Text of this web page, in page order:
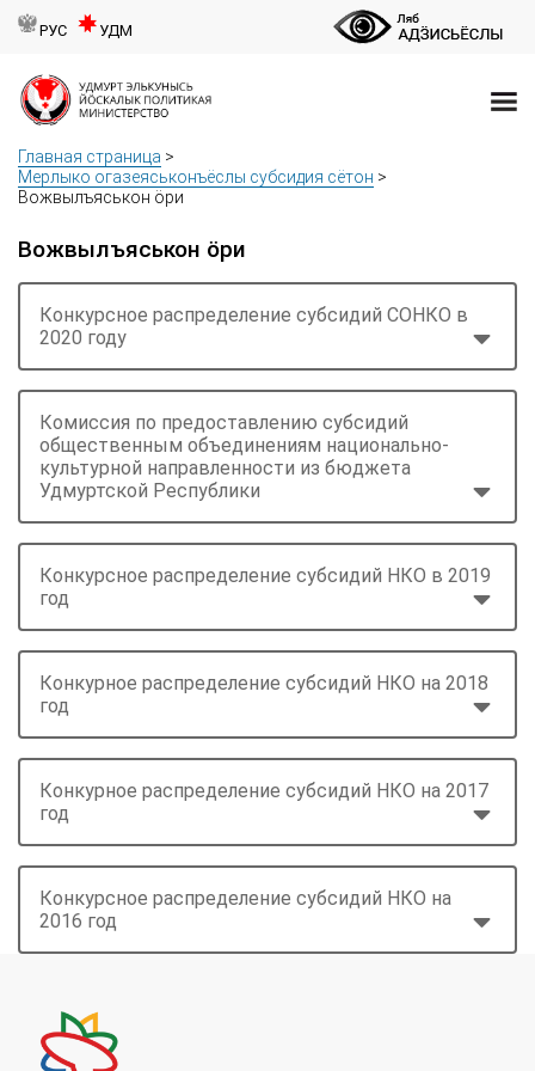
РУС УДМ
Главная страница >
Мерлыко огазеяськонъёслы субсидия сётон >
Вожвылъяськон öри
Вожвылъяськон öри
Конкурсное распределение субсидий СОНКО в
2020 году
Комиссия по предоставлению субсидий
общественным объединениям национально-
культурной направленности из бюджета
Удмуртской Республики
Конкурсное распределение субсидий НКО в 2019
год
Конкурное распределение субсидий НКО на 2018
год
Конкурное распределение субсидий НКО на 2017
год
Конкурсное распределение субсидий НКО на
2016 год